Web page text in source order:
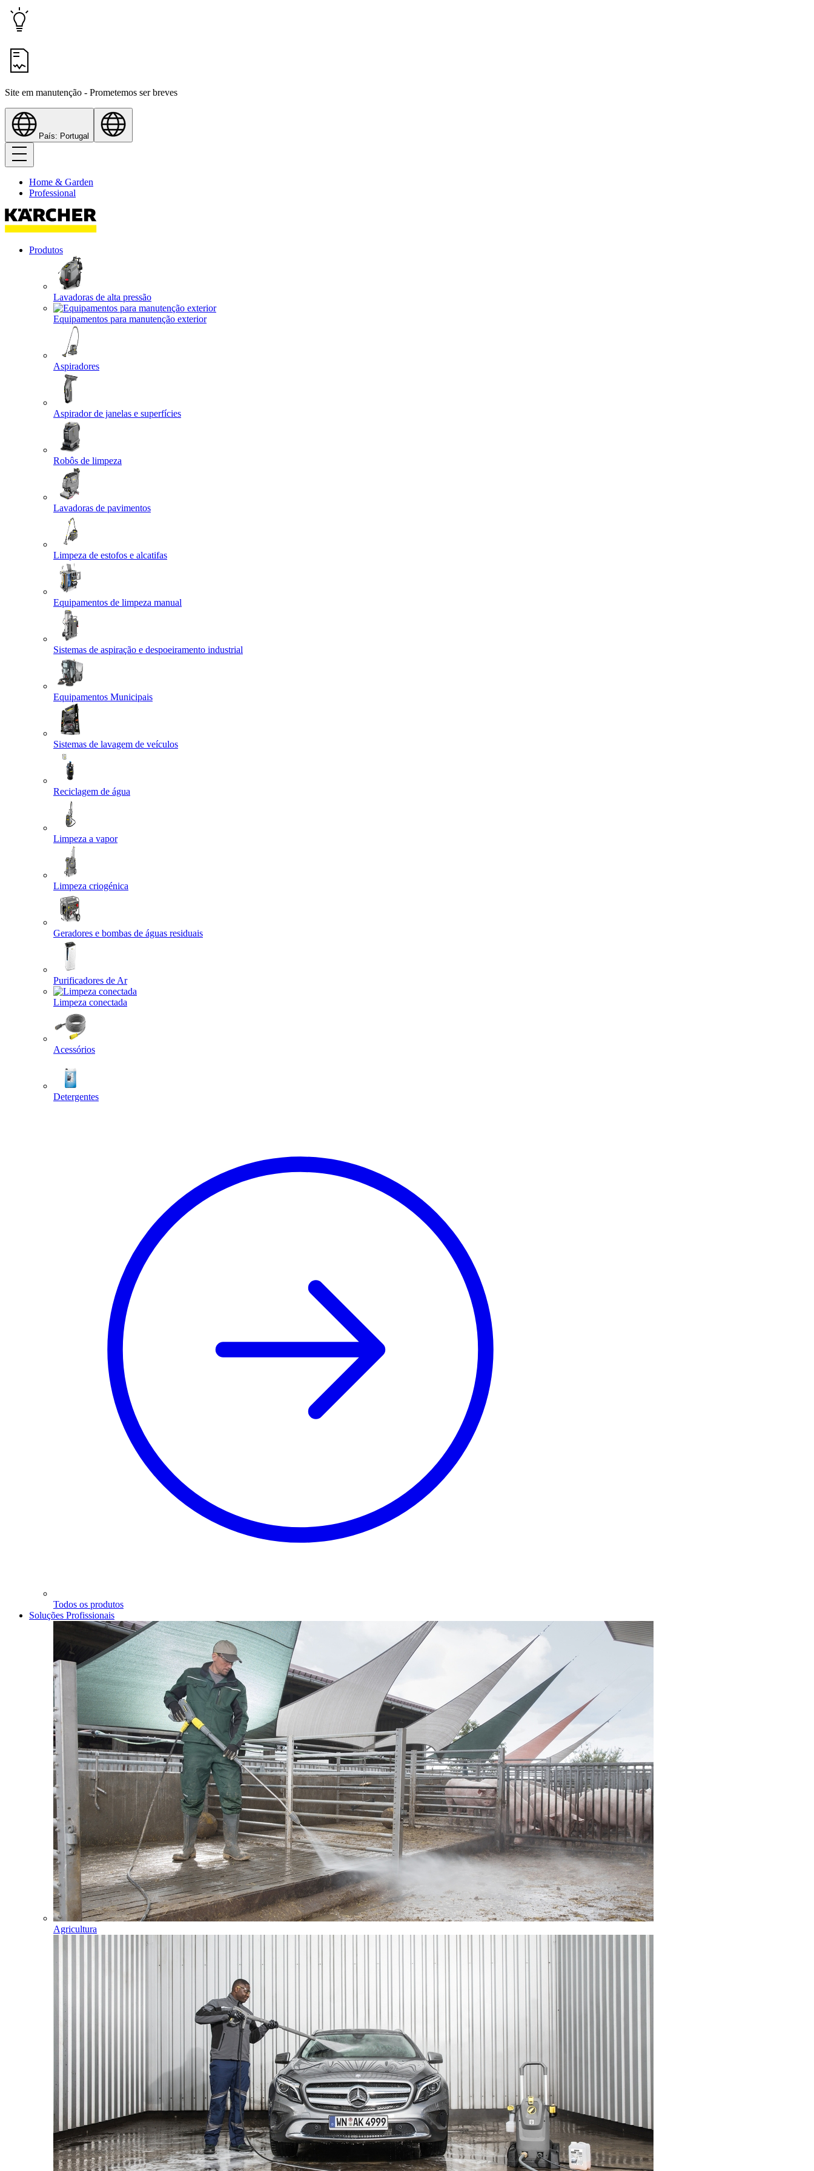
Site em manutenção - Prometemos ser breves
País: Portugal
Home & Garden
Professional
Produtos
Lavadoras de alta pressão
Equipamentos para manutenção exterior
Aspiradores
Aspirador de janelas e superfícies
Robôs de limpeza
Lavadoras de pavimentos
Limpeza de estofos e alcatifas
Equipamentos de limpeza manual
Sistemas de aspiração e despoeiramento industrial
Equipamentos Municipais
Sistemas de lavagem de veículos
Reciclagem de água
Limpeza a vapor
Limpeza criogénica
Geradores e bombas de águas residuais
Purificadores de Ar
Limpeza conectada
Acessórios
Detergentes
Todos os produtos
Soluções Profissionais
Agricultura